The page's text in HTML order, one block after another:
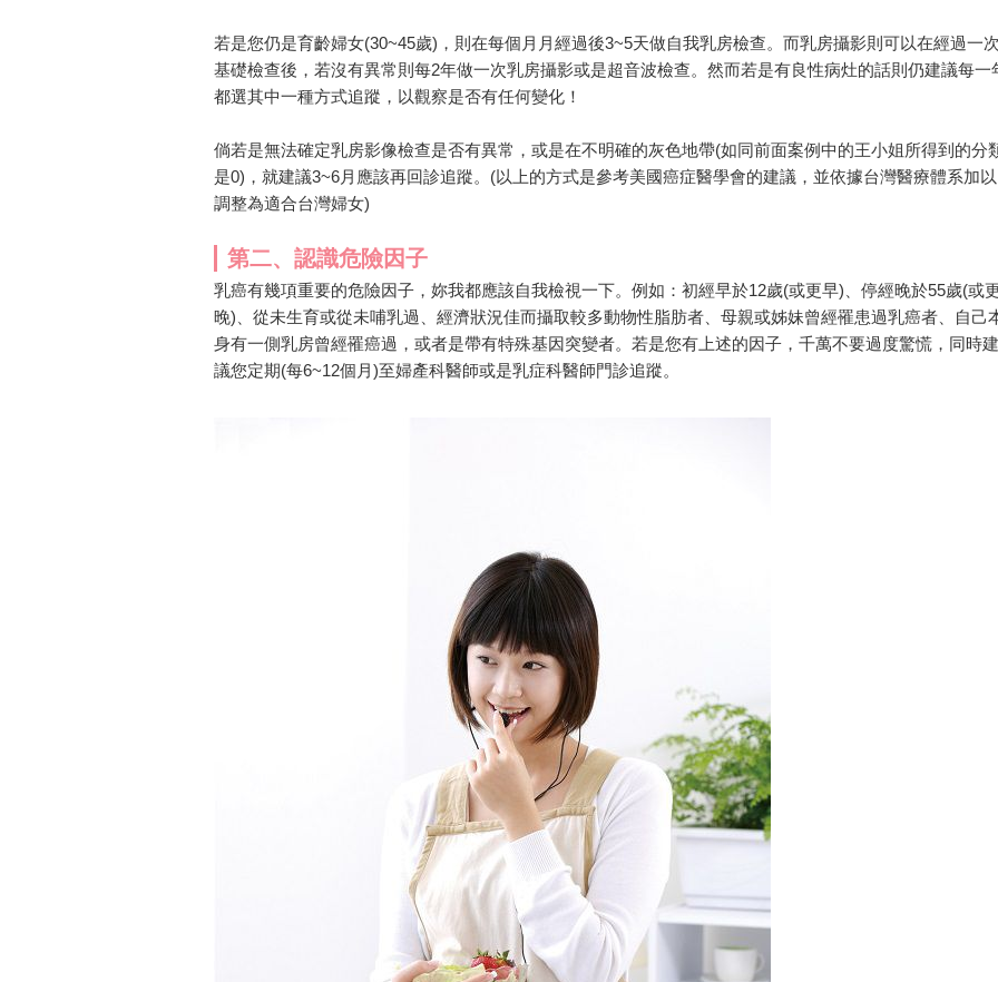
若是您仍是育齡婦女(30~45歲)，則在每個月月經過後3~5天做自我乳房檢查。而乳房攝影則可以在經過一次
基礎檢查後，若沒有異常則每2年做一次乳房攝影或是超音波檢查。然而若是有良性病灶的話則仍建議每一
都選其中一種方式追蹤，以觀察是否有任何變化！
倘若是無法確定乳房影像檢查是否有異常，或是在不明確的灰色地帶(如同前面案例中的王小姐所得到的分
是0)，就建議3~6月應該再回診追蹤。(以上的方式是參考美國癌症醫學會的建議，並依據台灣醫療體系加以
調整為適合台灣婦女)
第二、認識危險因子
乳癌有幾項重要的危險因子，妳我都應該自我檢視一下。例如：初經早於12歲(或更早)、停經晚於55歲(或
晚)、從未生育或從未哺乳過、經濟狀況佳而攝取較多動物性脂肪者、母親或姊妹曾經罹患過乳癌者、自己
身有一側乳房曾經罹癌過，或者是帶有特殊基因突變者。若是您有上述的因子，千萬不要過度驚慌，同時建
議您定期(每6~12個月)至婦產科醫師或是乳症科醫師門診追蹤。